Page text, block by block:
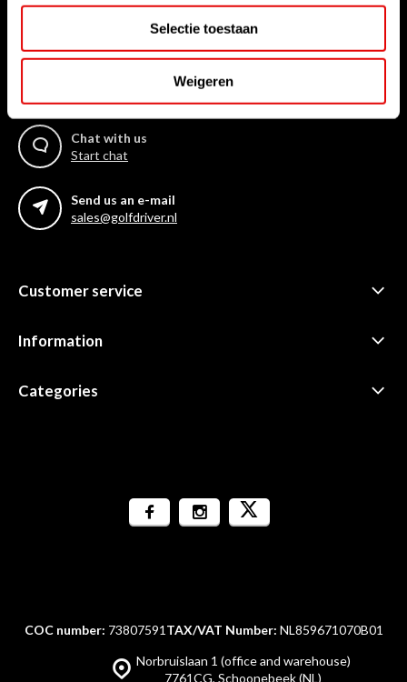
Selectie toestaan
Weigeren
Call us for anything
Chat with us
Start chat
Send us an e-mail
sales@golfdriver.nl
Customer service
Information
Categories
Norbruislaan 1 (office and warehouse)
7761CG, Schoonebeek (NL)
COC number: 73807591 TAX/VAT Number: NL859671070B01